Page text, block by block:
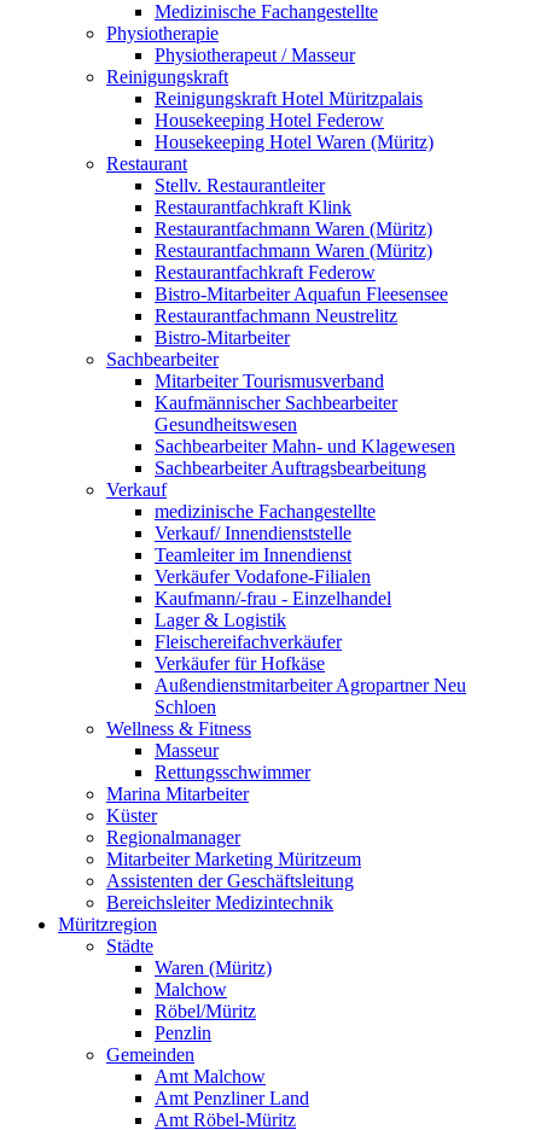
Medizinische Fachangestellte
Physiotherapie
Physiotherapeut / Masseur
Reinigungskraft
Reinigungskraft Hotel Müritzpalais
Housekeeping Hotel Federow
Housekeeping Hotel Waren (Müritz)
Restaurant
Stellv. Restaurantleiter
Restaurantfachkraft Klink
Restaurantfachmann Waren (Müritz)
Restaurantfachmann Waren (Müritz)
Restaurantfachkraft Federow
Bistro-Mitarbeiter Aquafun Fleesensee
Restaurantfachmann Neustrelitz
Bistro-Mitarbeiter
Sachbearbeiter
Mitarbeiter Tourismusverband
Kaufmännischer Sachbearbeiter
Gesundheitswesen
Sachbearbeiter Mahn- und Klagewesen
Sachbearbeiter Auftragsbearbeitung
Verkauf
medizinische Fachangestellte
Verkauf/ Innendienststelle
Teamleiter im Innendienst
Verkäufer Vodafone-Filialen
Kaufmann/-frau - Einzelhandel
Lager & Logistik
Fleischereifachverkäufer
Verkäufer für Hofkäse
Außendienstmitarbeiter Agropartner Neu
Schloen
Wellness & Fitness
Masseur
Rettungsschwimmer
Marina Mitarbeiter
Küster
Regionalmanager
Mitarbeiter Marketing Müritzeum
Assistenten der Geschäftsleitung
Bereichsleiter Medizintechnik
Müritzregion
Städte
Waren (Müritz)
Malchow
Röbel/Müritz
Penzlin
Gemeinden
Amt Malchow
Amt Penzliner Land
Amt Röbel-Müritz